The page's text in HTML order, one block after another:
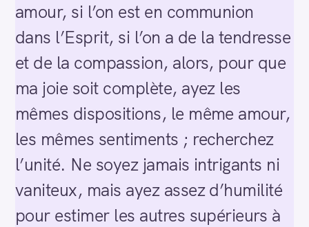
amour, si l’on est en communion
dans l’Esprit, si l’on a de la tendresse
et de la compassion, alors, pour que
ma joie soit complète, ayez les
mêmes dispositions, le même amour,
les mêmes sentiments ; recherchez
l’unité. Ne soyez jamais intrigants ni
vaniteux, mais ayez assez d’humilité
pour estimer les autres supérieurs à